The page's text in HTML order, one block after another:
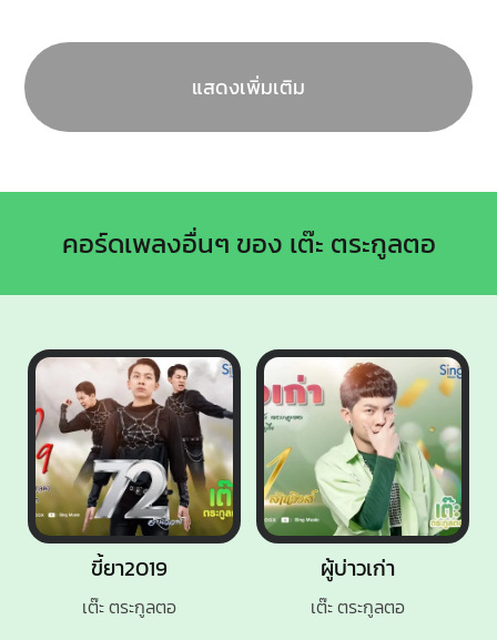
แสดงเพิ่มเติม
คอร์ดเพลงอื่นๆ ของ เต๊ะ ตระกูลตอ
ผู้บ่าวเก่า
เต๊ะ ตระกูลตอ
ขี้ยา2019
เต๊ะ ตระกูลตอ